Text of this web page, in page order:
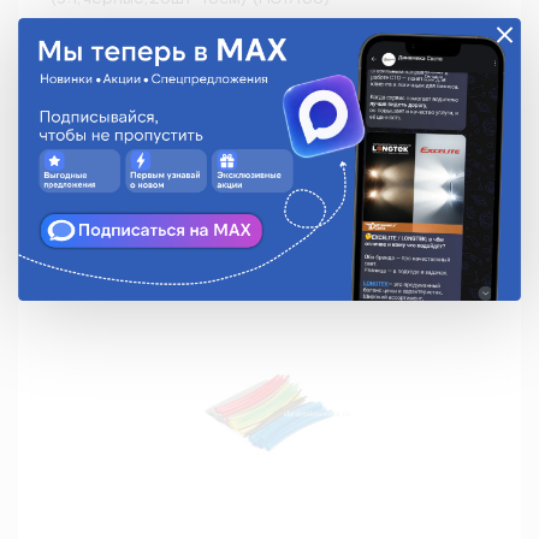
260.28 руб.
На складе:Мало
Аналоги
В корзину